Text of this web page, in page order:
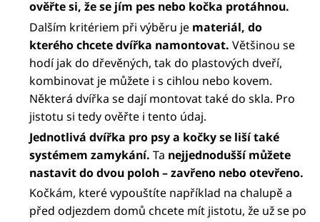
ověřte si, že se jím pes nebo kočka protáhnou.
Dalším kritériem při výběru je materiál, do
kterého chcete dvířka namontovat. Většinou se
hodí jak do dřevěných, tak do plastových dveří,
kombinovat je můžete i s cihlou nebo kovem.
Některá dvířka se dají montovat také do skla. Pro
jistotu si tedy ověřte i tento údaj.
Jednotlivá dvířka pro psy a kočky se liší také
systémem zamykání. Ta nejjednodušší můžete
nastavit do dvou poloh – zavřeno nebo otevřeno.
Kočkám, které vypouštíte například na chalupě a
před odjezdem domů chcete mít jistotu, že už se po